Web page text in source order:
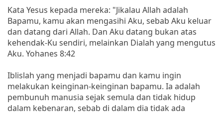
Kata Yesus kepada mereka: "Jikalau Allah adalah
Bapamu, kamu akan mengasihi Aku, sebab Aku keluar
dan datang dari Allah. Dan Aku datang bukan atas
kehendak-Ku sendiri, melainkan Dialah yang mengutus
Aku. Yohanes 8:42
Iblislah yang menjadi bapamu dan kamu ingin
melakukan keinginan-keinginan bapamu. Ia adalah
pembunuh manusia sejak semula dan tidak hidup
dalam kebenaran, sebab di dalam dia tidak ada